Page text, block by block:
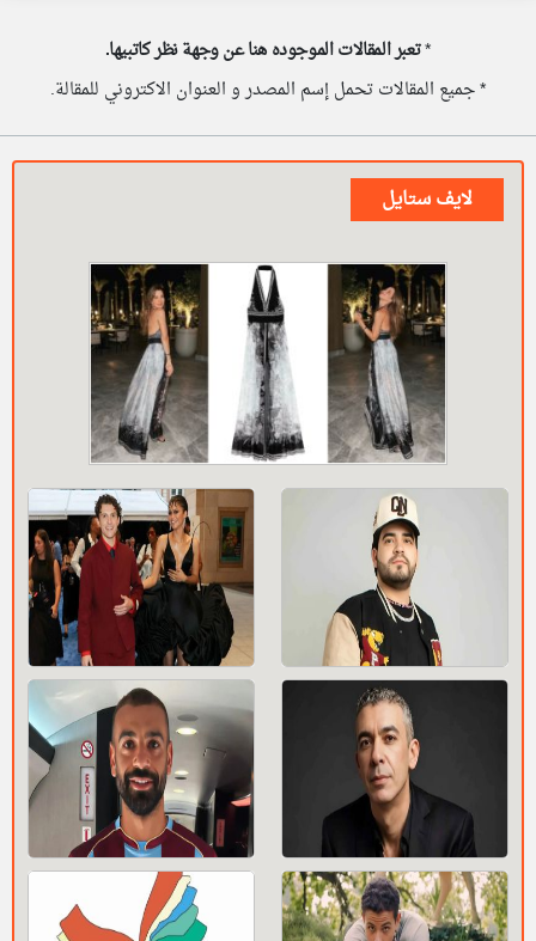
*تعبر المقالات الموجوده هنا عن وجهة نظر كاتبيها.
* جميع المقالات تحمل إسم المصدر و العنوان الاكتروني للمقالة.
لايف ستايل